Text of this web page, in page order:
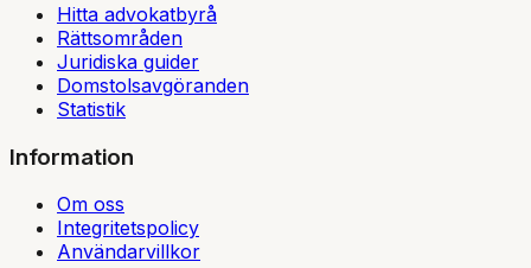
Hitta advokatbyrå
Rättsområden
Juridiska guider
Domstolsavgöranden
Statistik
Information
Om oss
Integritetspolicy
Användarvillkor